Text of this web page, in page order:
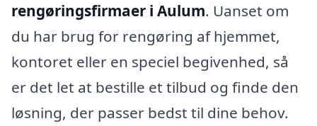
rengøringsfirmaer i Aulum. Uanset om
du har brug for rengøring af hjemmet,
kontoret eller en speciel begivenhed, så
er det let at bestille et tilbud og finde den
løsning, der passer bedst til dine behov.